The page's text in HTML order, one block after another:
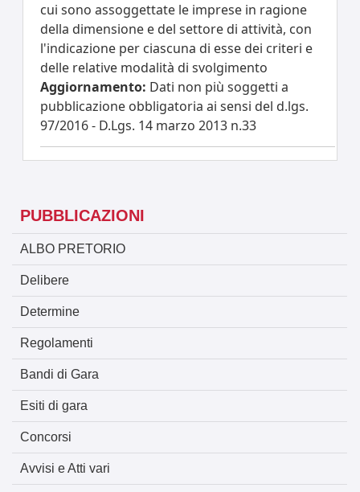
cui sono assoggettate le imprese in ragione
della dimensione e del settore di attività, con
l'indicazione per ciascuna di esse dei criteri e
delle relative modalità di svolgimento
Aggiornamento: Dati non più soggetti a
pubblicazione obbligatoria ai sensi del d.lgs.
97/2016 - D.Lgs. 14 marzo 2013 n.33
PUBBLICAZIONI
ALBO PRETORIO
Delibere
Determine
Regolamenti
Bandi di Gara
Esiti di gara
Concorsi
Avvisi e Atti vari